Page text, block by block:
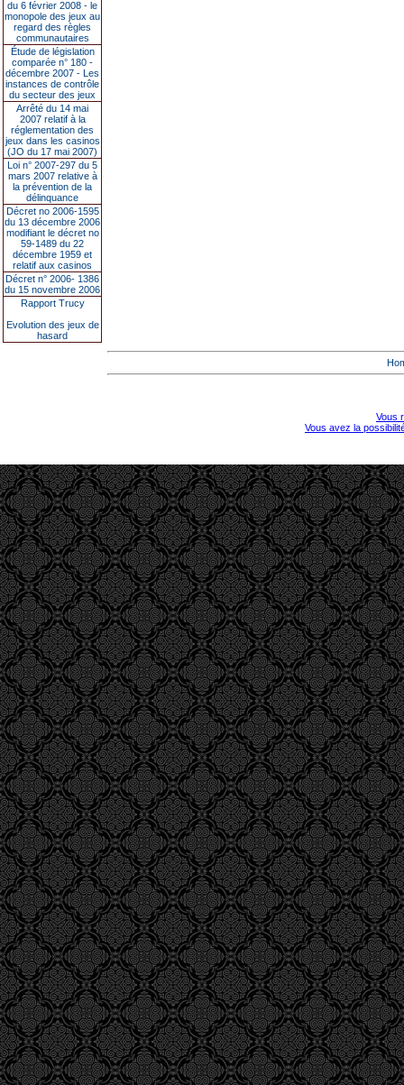
du 6 février 2008 - le
monopole des jeux au
regard des règles
communautaires
Étude de législation
comparée n° 180 -
décembre 2007 - Les
instances de contrôle
du secteur des jeux
Arrêté du 14 mai
2007 relatif à la
réglementation des
jeux dans les casinos
(JO du 17 mai 2007)
Loi n° 2007-297 du 5
mars 2007 relative à
la prévention de la
délinquance
Décret no 2006-1595
du 13 décembre 2006
modifiant le décret no
59-1489 du 22
décembre 1959 et
relatif aux casinos
Décret n° 2006- 1386
du 15 novembre 2006
Rapport Trucy
Evolution des jeux de
hasard
Vous
Vous avez la